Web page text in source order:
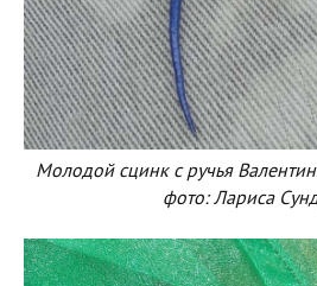
Молодой сцинк с ручья
фото: Лариса